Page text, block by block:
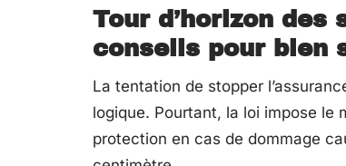
Tour d’horizon des
conseils pour bien
La tentation de stopper
logique. Pourtant, la loi impose le
protection en cas de dommage